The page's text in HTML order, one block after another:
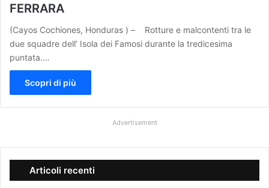
FERRARA
(Cayos Cochiones, Honduras ) – Rotture e malcontenti tra le
due squadre dell’ Isola dei Famosi durante la tredicesima
puntata.…
Scopri di più
Advertisement
Articoli recenti